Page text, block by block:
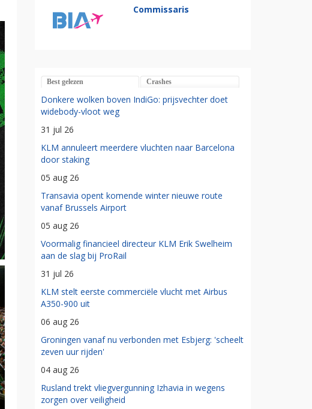
Commissaris
Best gelezen Crashes
Donkere wolken boven IndiGo: prijsvechter doet
widebody-vloot weg
31 jul 26
KLM annuleert meerdere vluchten naar Barcelona
door staking
05 aug 26
Transavia opent komende winter nieuwe route
vanaf Brussels Airport
05 aug 26
Voormalig financieel directeur KLM Erik Swelheim
aan de slag bij ProRail
31 jul 26
KLM stelt eerste commerciële vlucht met Airbus
A350-900 uit
06 aug 26
Groningen vanaf nu verbonden met Esbjerg: 'scheelt
zeven uur rijden'
04 aug 26
Rusland trekt vliegvergunning Izhavia in wegens
zorgen over veiligheid